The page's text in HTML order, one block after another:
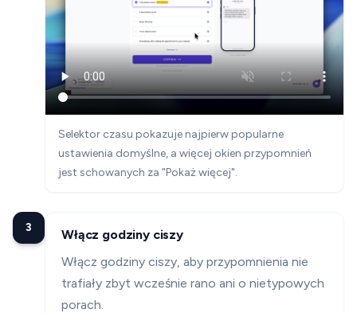
Selektor czasu pokazuje najpierw popularne
ustawienia domyślne, a więcej okien przypomnień
jest schowanych za "Pokaż więcej".
3
Włącz godziny ciszy
Włącz godziny ciszy, aby przypomnienia nie
trafiały zbyt wcześnie rano ani o nietypowych
porach.